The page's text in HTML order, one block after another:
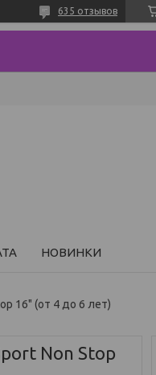
635 отзывов
НОВИНКИ
16" (от 4 до 6 лет)
Non Stop